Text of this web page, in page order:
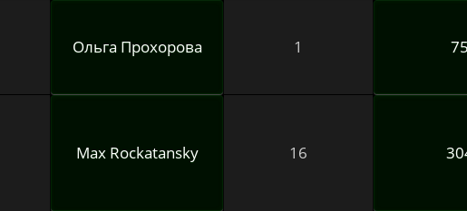
Ольга Прохорова 1
Max Rockatansky 16